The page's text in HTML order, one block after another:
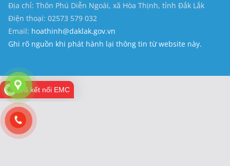
Địa chỉ: Thôn Phú Diễn Ngoài, xã Hòa Thịnh, tỉnh Đắk Lắk
Điện thoại: 02573 579 032
Email: hoathinh@daklak.gov.vn
Ghi rõ nguồn khi phát hành lại thông tin từ website này.
Đã kết nối EMC